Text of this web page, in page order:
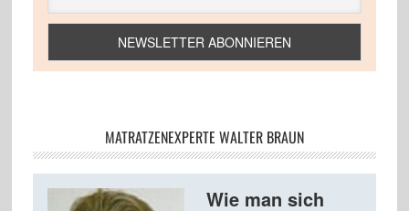
MATRATZENEXPERTE WALTER BRAUN
Wie man sich